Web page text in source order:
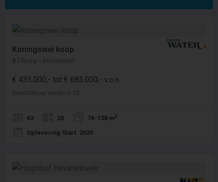
Koningswei koop
Tilburg > Binnenstad
€ 435.000,- tot € 685.000,- v.o.n.
Beschikbaar aanbod: 62
62 20 76-138 m2
Oplevering Start: 2029